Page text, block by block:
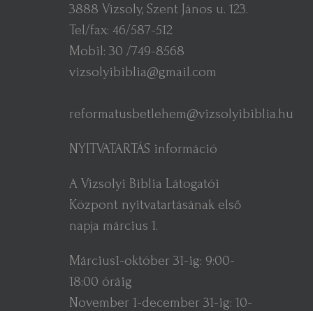
3888 Vizsoly, Szent János u. 123.
Tel/fax: 46/587-512
Mobil: 30 /749-8568
vizsolyibiblia@gmail.com
reformatusbetlehem@vizsolyibiblia.hu
NYITVATARTÁS információ
A Vizsolyi Biblia Látogatói
Központ nyitvatartásának első
napja március 1.
Március1-október 31-ig: 9:00-
18:00 óráig
November 1-december 31-ig: 10-